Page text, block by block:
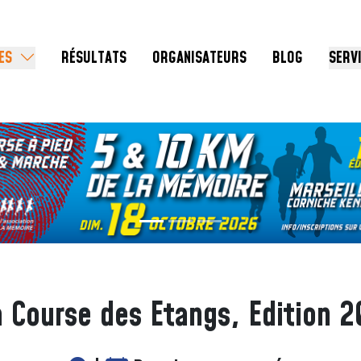
RÉSULTATS ORGANISATEURS BLOG
Course des Etangs, Edition